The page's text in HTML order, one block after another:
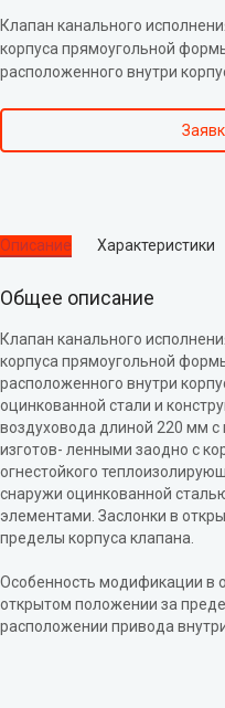
КЛАПАН
Клапан канального
корпуса прямоугольной
расположенного внутри
Описание Характеристики
Общее описание
Клапан канального
корпуса прямоугольной
расположенного внутри
оцинкованной стали и
воздуховода длиной 220 мм
изготов- ленными заодно с
огнестойкого
снаружи оцинкованной
элементами. Заслонки в
пределы корпуса клапана.
Особенность модификации в
открытом положении за
расположении привода